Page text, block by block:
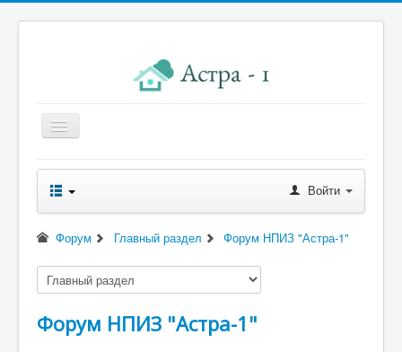
Главная
Новости правления
Начисления к оплате
Квитанция
Реквизиты
Форум
Войти
Форум Главный раздел Форум НПИЗ "Астра-1"
Форум НПИЗ "Астра-1"